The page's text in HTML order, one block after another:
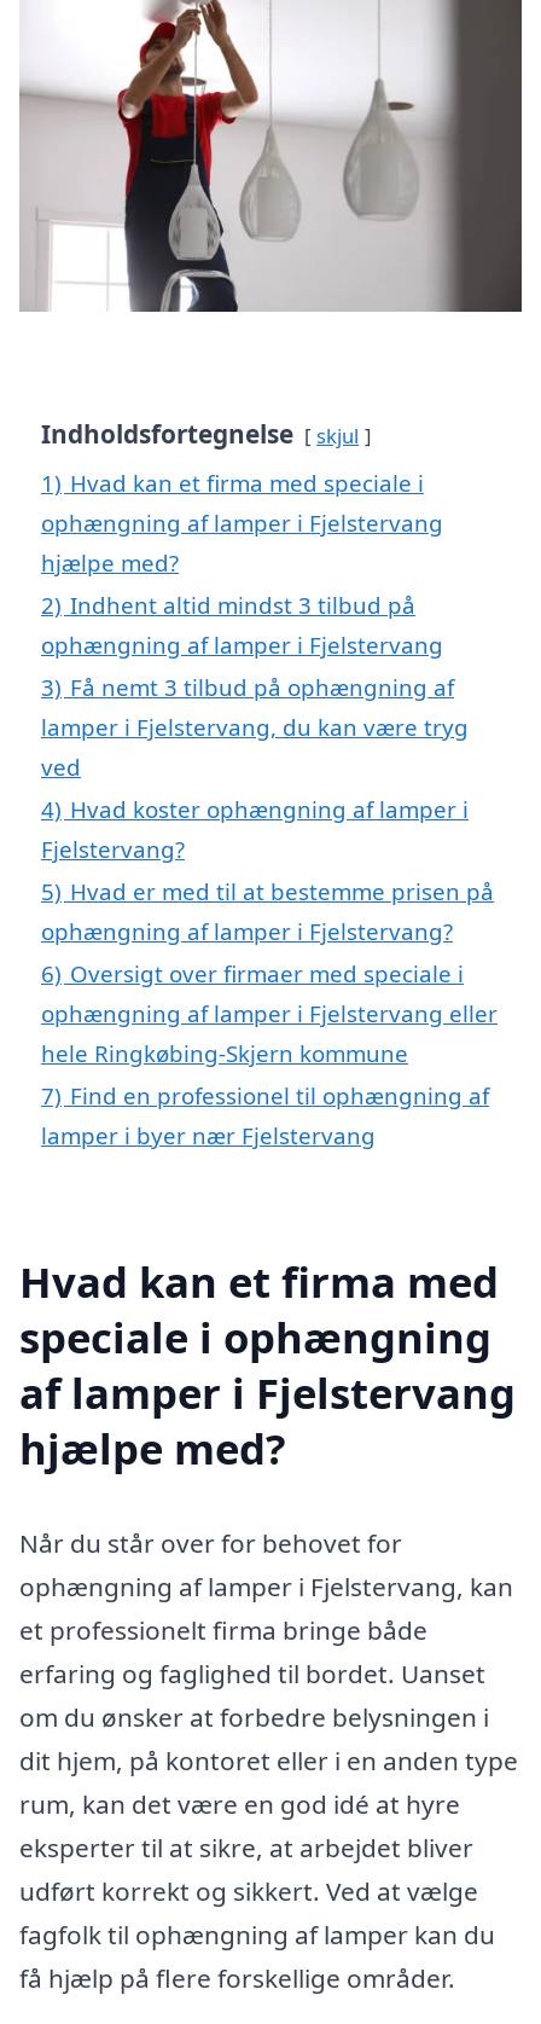
Indholdsfortegnelse skjul
1) Hvad kan et firma med speciale i
ophængning af lamper i Fjelstervang
hjælpe med?
2) Indhent altid mindst 3 tilbud på
ophængning af lamper i Fjelstervang
3) Få nemt 3 tilbud på ophængning af
lamper i Fjelstervang, du kan være tryg
ved
4) Hvad koster ophængning af lamper i
Fjelstervang?
5) Hvad er med til at bestemme prisen på
ophængning af lamper i Fjelstervang?
6) Oversigt over firmaer med speciale i
ophængning af lamper i Fjelstervang eller
hele Ringkøbing-Skjern kommune
7) Find en professionel til ophængning af
lamper i byer nær Fjelstervang
Hvad kan et firma med
speciale i ophængning
af lamper i Fjelstervang
hjælpe med?
Når du står over for behovet for
ophængning af lamper i Fjelstervang, kan
et professionelt firma bringe både
erfaring og faglighed til bordet. Uanset
om du ønsker at forbedre belysningen i
dit hjem, på kontoret eller i en anden type
rum, kan det være en god idé at hyre
eksperter til at sikre, at arbejdet bliver
udført korrekt og sikkert. Ved at vælge
fagfolk til ophængning af lamper kan du
få hjælp på flere forskellige områder.